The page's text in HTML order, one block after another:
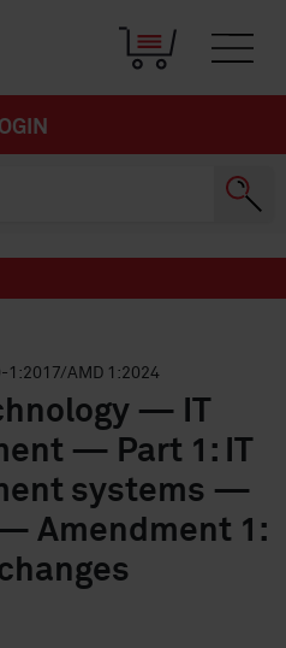
1:2017/AMD 1:2024
— IT
— Part 1: IT
systems —
Amendment 1: